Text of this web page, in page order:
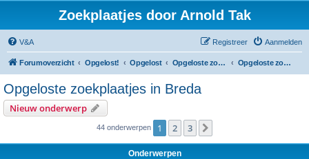
Zoekplaatjes door Arnold Tak
V&A Aanmelden
Registreer
Forumoverzicht Opgelost! Opgelost Opgeloste zoekplaatjes in Noord-Brabant Opgeloste zoekplaatjes in Breda
Opgeloste zoekplaatjes in Breda
Nieuw onderwerp
44 onderwerpen 1 2 3
Onderwerpen